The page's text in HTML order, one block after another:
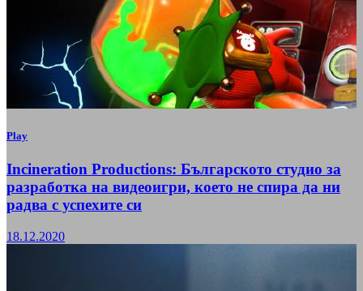
Play
Incineration Productions: Българското студио за
разработка на видеоигри, което не спира да ни
радва с успехите си
18.12.2020